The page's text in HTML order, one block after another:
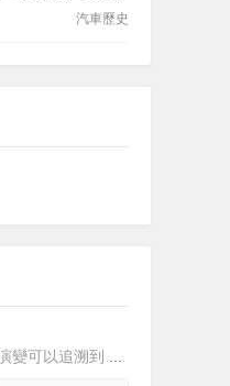
汽車歷史
汽車的歷史：汽車的演變可以追溯到 1600 年代